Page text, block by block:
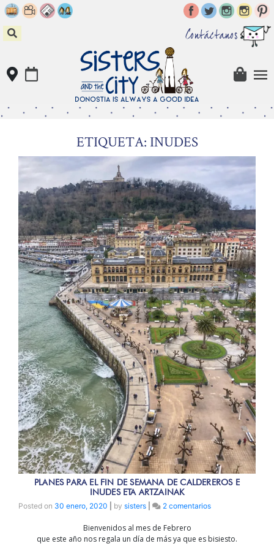
Skip
to
content
Contáctanos
ETIQUETA: INUDES
PLANES PARA EL FIN DE SEMANA DE CALDEREROS E
INUDES ETA ARTZAINAK
Posted on 30 enero, 2020 by sisters 2 comentariosen
el
Bienvenidos al mes de Febrero
que este año nos regala un día de más ya que es bisiesto.